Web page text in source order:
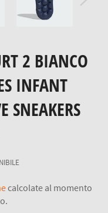
2 BIANCO
INFANT
SNEAKERS
calcolate al momento